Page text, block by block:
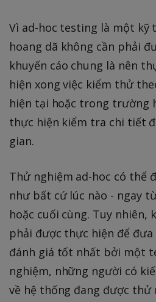
Vì ad-hoc testing là một kỹ
hoang dã không cần phải
khuyến cáo chung là nên
hiện xong việc kiểm thử
hiện tại hoặc trong trường
thực hiện kiểm tra chi tiết
gian.
Thử nghiệm ad-hoc có thể
như bất cứ lúc nào - ngay
hoặc cuối cùng. Tuy nhiên,
phải được thực hiện để
đánh giá tốt nhất bởi một
nghiệm, những người có
về hệ thống đang được thử